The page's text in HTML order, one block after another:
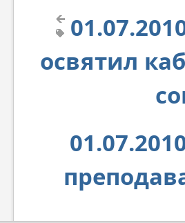
освятил